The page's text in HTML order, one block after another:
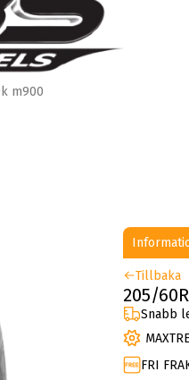
m900
Tillbaka
205/
Snabb
FRI